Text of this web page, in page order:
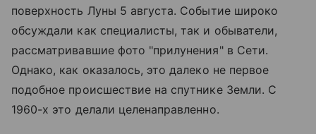
поверхность Луны 5 августа. Событие широко
обсуждали как специалисты, так и обыватели,
рассматривавшие фото "прилунения" в Сети.
Однако, как оказалось, это далеко не первое
подобное происшествие на спутнике Земли. С
1960-х это делали целенаправленно.